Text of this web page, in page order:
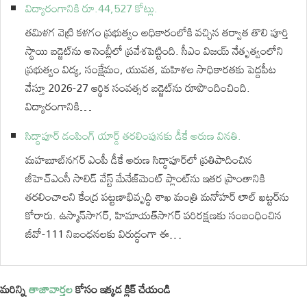
విద్యారంగానికి రూ.44,527 కోట్లు.
తమిళగ వెట్రి కళగం ప్రభుత్వం అధికారంలోకి వచ్చిన తర్వాత తొలి పూర్తి
స్థాయి బడ్జెట్‌ను అసెంబ్లీలో ప్రవేశపెట్టింది. సీఎం విజయ్ నేతృత్వంలోని
ప్రభుత్వం విద్య, సంక్షేమం, యువత, మహిళల సాధికారతకు పెద్దపీట
వేస్తూ 2026-27 ఆర్థిక సంవత్సర బడ్జెట్‌ను రూపొందించింది.
విద్యారంగానికి…
సిద్ధాపూర్ డంపింగ్ యార్డ్ తరలింపునకు డీకే అరుణ వినతి.
మహబూబ్‌నగర్ ఎంపీ డీకే అరుణ సిద్ధాపూర్‌లో ప్రతిపాదించిన
జీహెచ్‌ఎంసీ సాలిడ్ వేస్ట్ మేనేజ్‌మెంట్ ప్లాంట్‌ను ఇతర ప్రాంతానికి
తరలించాలని కేంద్ర పట్టణాభివృద్ధి శాఖ మంత్రి మనోహర్ లాల్ ఖట్టర్‌ను
కోరారు. ఉస్మాన్‌సాగర్, హిమాయత్‌సాగర్ పరిరక్షణకు సంబంధించిన
జీవో-111 నిబంధనలకు విరుద్ధంగా ఈ…
మరిన్నితాజావార్తలకోసం ఇక్కడ క్లిక్ చేయండి